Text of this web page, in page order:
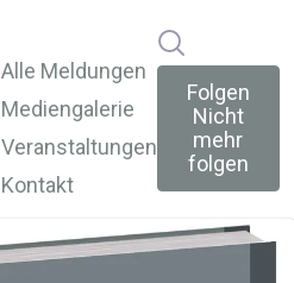
Alle Meldungen
Mediengalerie
Veranstaltungen
Kontakt
Folgen
Nicht
mehr
folgen